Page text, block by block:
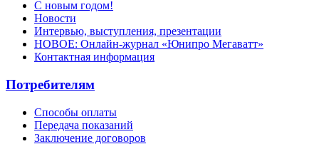
С новым годом!
Новости
Интервью, выступления, презентации
НОВОЕ: Онлайн-журнал «Юнипро Мегаватт»
Контактная информация
Потребителям
Способы оплаты
Передача показаний
Заключение договоров